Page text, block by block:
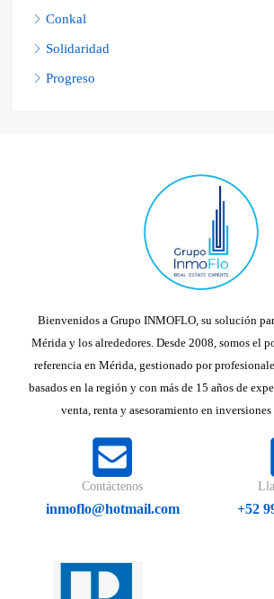
Conkal
Solidaridad
Progreso
Bienvenidos a Grupo INMOFLO, su solución
Mérida y los alrededores. Desde 2008, somos el
referencia en Mérida, gestionado por
basados en la región y con más de 15 años de
venta, renta y asesoramiento en
Contáctenos
inmoflo@hotmail.com +52